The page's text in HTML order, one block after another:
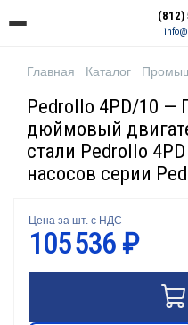
(812)
Главная Каталог
Pedrollo 4PD/10 —
дюймовый
стали Pedrollo
насосов серии
Цена за шт. с НДС
105 536 ₽